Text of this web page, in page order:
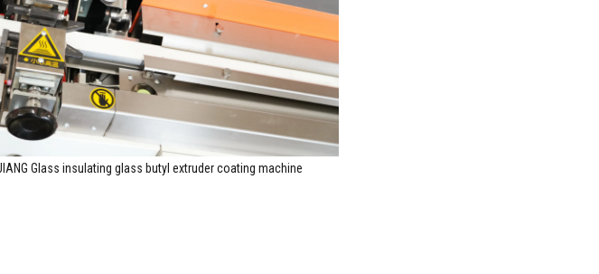
Glass insulating glass butyl extruder coating machine